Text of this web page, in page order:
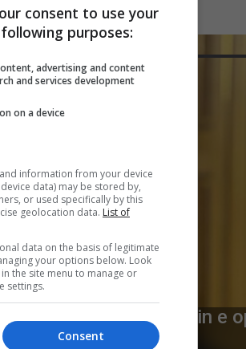
për qëllim shkatërrimin e
politike
consent to use your
purposes:
advertising and content
and services development
on a device
information from your device
data) may be stored by,
or used specifically by this
geolocation data. List of
data on the basis of legitimate
your options below. Look
the site menu to manage or
settings.
Consent